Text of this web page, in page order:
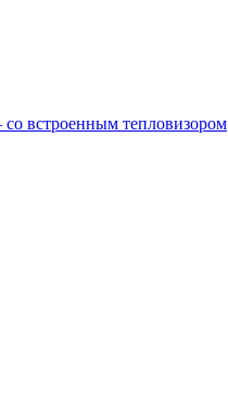
встроенным тепловизором